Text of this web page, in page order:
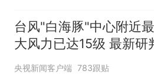
台风"白海豚"中心附近最
大风力已达15级 最新研
央视新闻客户端 783跟贴